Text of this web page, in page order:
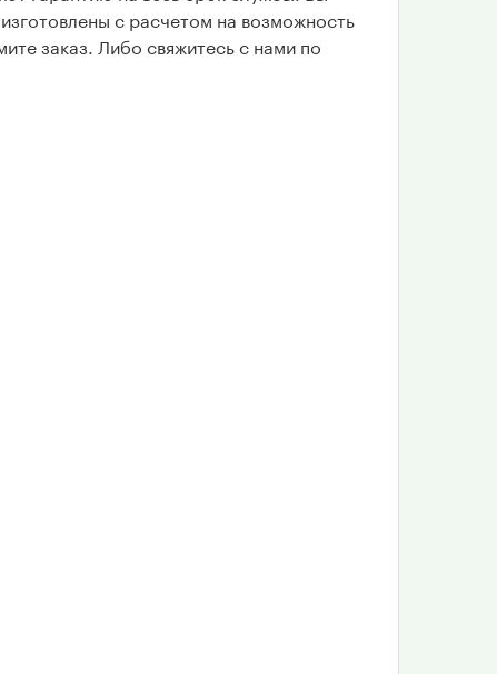
с расчетом на возможность
заказ. Либо свяжитесь с нами по